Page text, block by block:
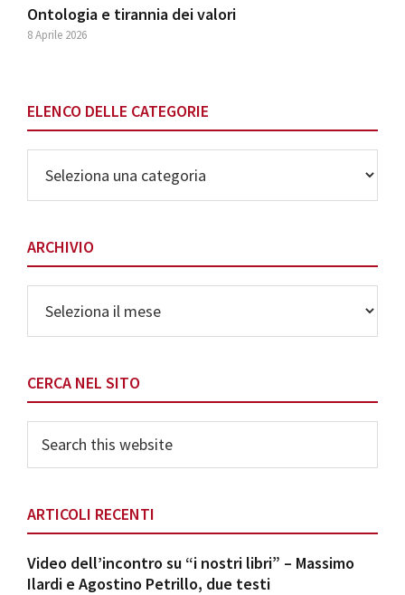
Ontologia e tirannia dei valori
8 Aprile 2026
ELENCO DELLE CATEGORIE
delle
Categorie
ARCHIVIO
CERCA NEL SITO
this
ARTICOLI RECENTI
Video dell’incontro su “i nostri libri” – Massimo
Ilardi e Agostino Petrillo, due testi